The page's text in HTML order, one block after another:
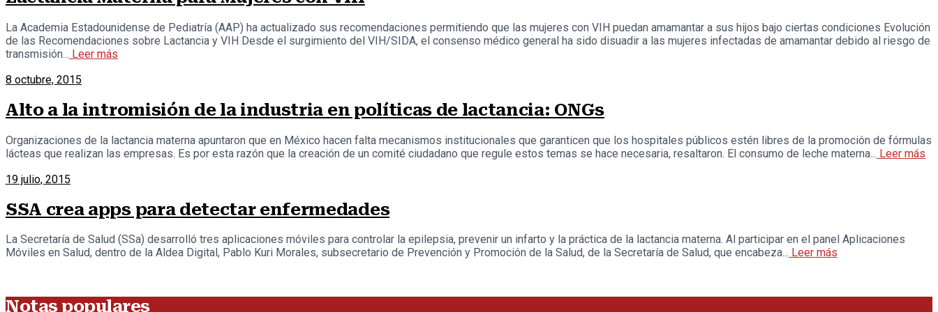
La Academia Estadounidense de Pediatría (AAP) ha actualizado sus recomendaciones permitiendo que las mujeres con VIH puedan amamantar a sus hijos bajo ciertas condiciones Evolución
de las Recomendaciones sobre Lactancia y VIH Desde el surgimiento del VIH/SIDA, el consenso médico general ha sido disuadir a las mujeres infectadas de amamantar debido al riesgo de
transmisión... Leer más
8 octubre, 2015
Alto a la intromisión de la industria en políticas de lactancia: ONGs
Organizaciones de la lactancia materna apuntaron que en México hacen falta mecanismos institucionales que garanticen que los hospitales públicos estén libres de la promoción de fórmulas
lácteas que realizan las empresas. Es por esta razón que la creación de un comité ciudadano que regule estos temas se hace necesaria, resaltaron. El consumo de leche materna... Leer más
19 julio, 2015
SSA crea apps para detectar enfermedades
La Secretaría de Salud (SSa) desarrolló tres aplicaciones móviles para controlar la epilepsia, prevenir un infarto y la práctica de la lactancia materna. Al participar en el panel Aplicaciones
Móviles en Salud, dentro de la Aldea Digital, Pablo Kuri Morales, subsecretario de Prevención y Promoción de la Salud, de la Secretaría de Salud, que encabeza... Leer más
Notas populares